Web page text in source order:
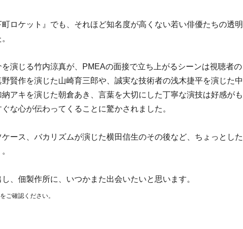
町ロケット』でも、それほど知名度が高くない若い俳優たちの透明
演じる竹内涼真が、PMEAの面接で立ち上がるシーンは視聴者の
賢作を演じた山崎育三郎や、誠実な技術者の浅木捷平を演じた中
アキを演じた朝倉あき、言葉を大切にした丁寧な演技は好感がも
な心が伝わってくることに驚かされました。
ース、バカリズムが演じた横田信生のその後など、ちょっとした
、佃製作所に、いつかまた出会いたいと思います。
ご確認ください。